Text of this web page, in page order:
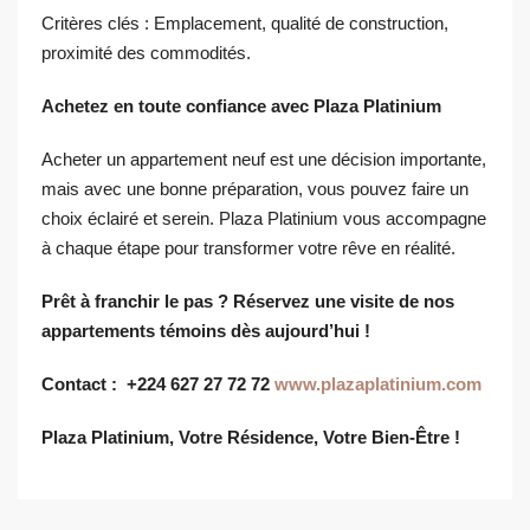
Critères clés : Emplacement, qualité de construction,
proximité des commodités.
Achetez en toute confiance avec Plaza Platinium
Acheter un appartement neuf est une décision importante,
mais avec une bonne préparation, vous pouvez faire un
choix éclairé et serein. Plaza Platinium vous accompagne
à chaque étape pour transformer votre rêve en réalité.
Prêt à franchir le pas ? Réservez une visite de nos
appartements témoins dès aujourd’hui !
Contact : +224 627 27 72 72 www.plazaplatinium.com
Plaza Platinium, Votre Résidence, Votre Bien-Être !